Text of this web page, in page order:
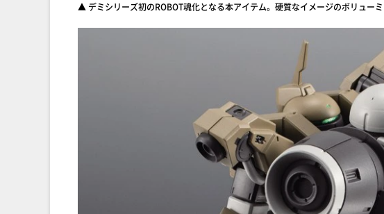
▲ デミシリーズ初のROBOT魂化となる本アイテム。硬質なイメージのボリュー